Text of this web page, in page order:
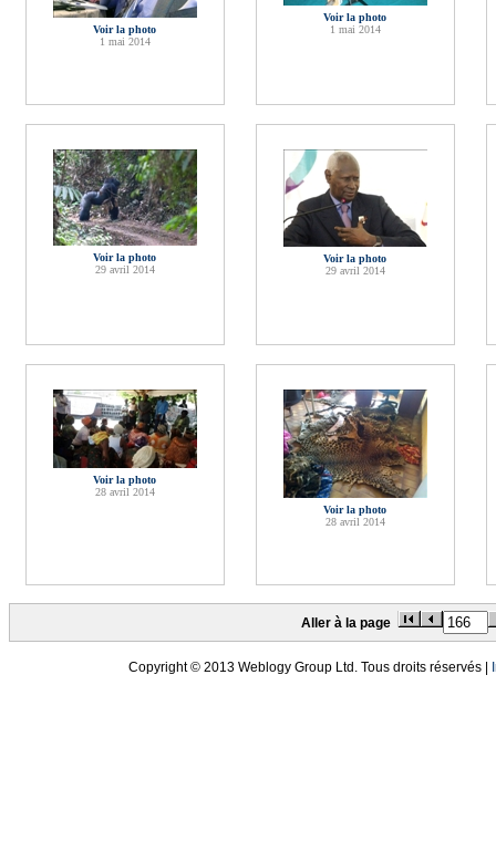
Voir la photo
1 mai 2014
Voir la photo
1 mai 2014
Voir la photo
29 avril 2014
Voir la photo
29 avril 2014
Voir la photo
28 avril 2014
Voir la photo
28 avril 2014
Aller à la page
Copyright © 2013 Weblogy Group Ltd. Tous droits réservés |